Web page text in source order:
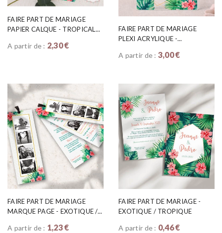
FAIRE PART DE MARIAGE
PAPIER CALQUE - TROPICAL...
A partir de : 2,30 €
FAIRE PART DE MARIAGE
PLEXI ACRYLIQUE -...
A partir de : 3,00 €
FAIRE PART DE MARIAGE
MARQUE PAGE - EXOTIQUE /...
A partir de : 1,23 €
FAIRE PART DE MARIAGE -
EXOTIQUE / TROPIQUE
A partir de : 0,46 €